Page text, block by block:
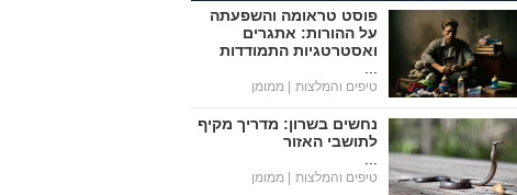
פוסט טראומה והשפעתה
על ההורות: אתגרים
ואסטרטגיות התמודדות
טיפים והמלצות | ממומן
נחשים בשרון: מדריך מקיף
לתושבי האזור
טיפים והמלצות | ממומן